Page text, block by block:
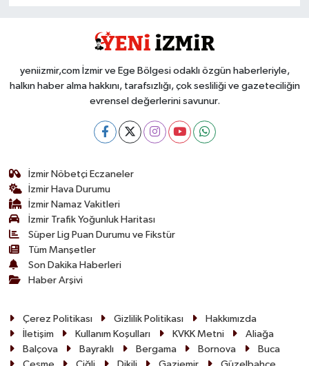
yeniizmir,com İzmir ve Ege Bölgesi odaklı özgün haberleriyle,
halkın haber alma hakkını, tarafsızlığı, çok sesliliği ve gazeteciliğin
evrensel değerlerini savunur.
İzmir Nöbetçi Eczaneler
İzmir Hava Durumu
İzmir Namaz Vakitleri
İzmir Trafik Yoğunluk Haritası
Süper Lig Puan Durumu ve Fikstür
Tüm Manşetler
Son Dakika Haberleri
Haber Arşivi
Çerez Politikası Gizlilik Politikası
Hakkımızda
İletişim
Kullanım Koşulları KVKK Metni
Aliağa
Balçova
Bayraklı Bergama Bornova
Buca